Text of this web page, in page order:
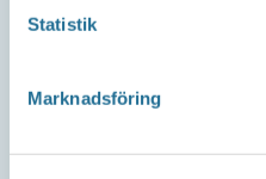
Statistik
Marknadsföring
Mejl
Om webbplatsen